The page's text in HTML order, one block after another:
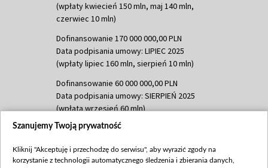
(wpłaty kwiecień 150 mln, maj 140 mln,
czerwiec 10 mln)
Dofinansowanie 170 000 000,00 PLN
Data podpisania umowy: LIPIEC 2025
(wpłaty lipiec 160 mln, sierpień 10 mln)
Dofinansowanie 60 000 000,00 PLN
Data podpisania umowy: SIERPIEŃ 2025
(wpłata wrzesień 60 mln)
Dofinansowanie 635 783 051,21 PLN
(wpłata wrzesień 100 mln, październik 350
Szanujemy Twoją prywatność
Kliknij "Akceptuję i przechodzę do serwisu", aby wyrazić zgody na
korzystanie z technologii automatycznego śledzenia i zbierania danych,